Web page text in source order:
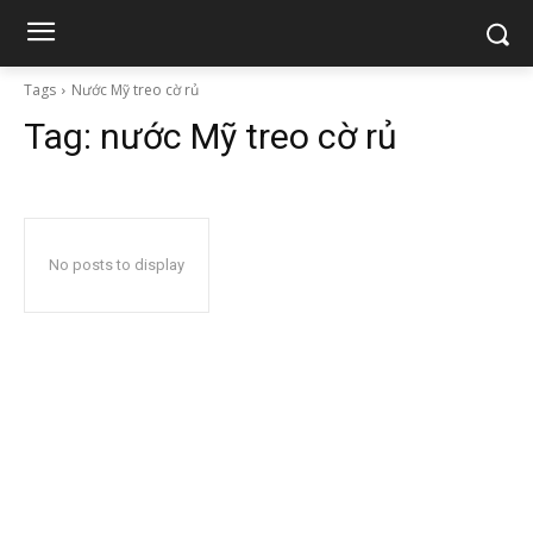
Tags Nước Mỹ treo cờ rủ
Tag: nước Mỹ treo cờ rủ
No posts to display